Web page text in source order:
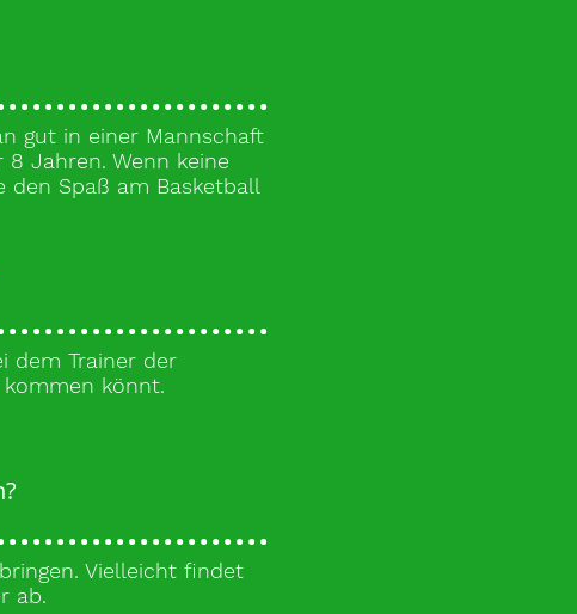
gut in einer Mannschaft
Jahren. Wenn keine
den Spaß am Basketball
dem Trainer der
könnt.
Vielleicht findet
ab.